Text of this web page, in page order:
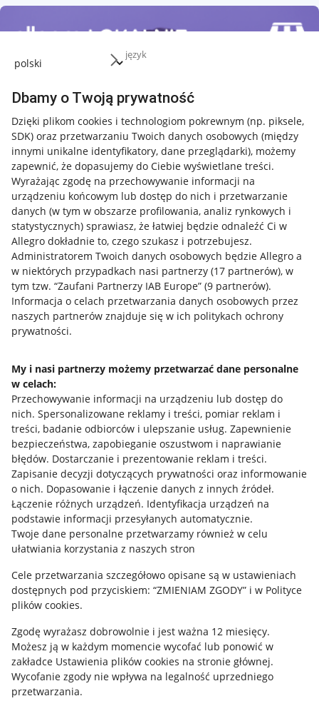
język
Dbamy o Twoją prywatność
Dzięki plikom cookies i technologiom pokrewnym (np. piksele,
SDK) oraz przetwarzaniu Twoich danych osobowych (między
innymi unikalne identyfikatory, dane przeglądarki), możemy
zapewnić, że dopasujemy do Ciebie wyświetlane treści.
Wyrażając zgodę na przechowywanie informacji na
urządzeniu końcowym lub dostęp do nich i przetwarzanie
danych (w tym w obszarze profilowania, analiz rynkowych i
statystycznych) sprawiasz, że łatwiej będzie odnaleźć Ci w
Allegro dokładnie to, czego szukasz i potrzebujesz.
Administratorem Twoich danych osobowych będzie Allegro a
w niektórych przypadkach nasi partnerzy (17 partnerów), w
tym tzw. “Zaufani Partnerzy IAB Europe” (9 partnerów).
Informacja o celach przetwarzania danych osobowych przez
naszych partnerów znajduje się w ich politykach ochrony
prywatności.
My i nasi partnerzy możemy przetwarzać dane personalne
w celach:
Przechowywanie informacji na urządzeniu lub dostęp do
nich. Spersonalizowane reklamy i treści, pomiar reklam i
treści, badanie odbiorców i ulepszanie usług. Zapewnienie
bezpieczeństwa, zapobieganie oszustwom i naprawianie
błędów. Dostarczanie i prezentowanie reklam i treści.
Zapisanie decyzji dotyczących prywatności oraz informowanie
o nich. Dopasowanie i łączenie danych z innych źródeł.
Łączenie różnych urządzeń. Identyfikacja urządzeń na
podstawie informacji przesyłanych automatycznie.
Twoje dane personalne przetwarzamy również w celu
ułatwiania korzystania z naszych stron
Cele przetwarzania szczegółowo opisane są w ustawieniach
dostępnych pod przyciskiem: “ZMIENIAM ZGODY” i w Polityce
plików cookies.
Zgodę wyrażasz dobrowolnie i jest ważna 12 miesięcy.
Możesz ją w każdym momencie wycofać lub ponowić w
zakładce Ustawienia plików cookies na stronie głównej.
Wycofanie zgody nie wpływa na legalność uprzedniego
przetwarzania.
Nawigacja
Przydatne informacje
Jak to działa
Allegro Gadane dla sprzedających
Allegro Gadane dla kupujących
Mapa miejscowości
Informacje prawne
Regulamin
Polityka plików "cookies"
Ustawienia plików "cookies"
Udostępnianie lokalizacji
Informacje dla Aktu o Usługach Cyfrowych
Pobierz aplikację